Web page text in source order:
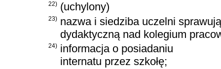
22) (uchylony)
23) nazwa i siedziba uczelni
dydaktyczną nad kolegium
24) informacja o posiadaniu
internatu przez szkołę;